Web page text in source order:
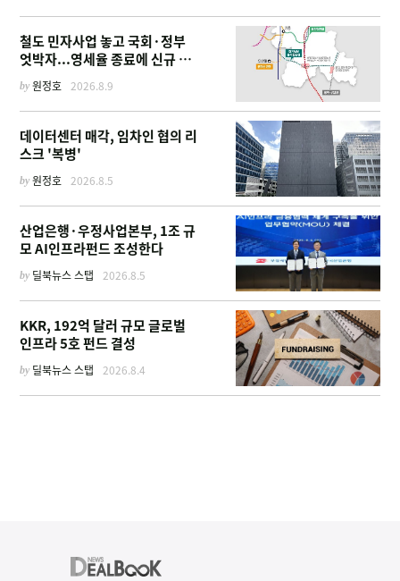
철도 민자사업 놓고 국회·정부
엇박자...영세율 종료에 신규 사
업 '비상'
by원정호 2026.8.9
데이터센터 매각, 임차인 협의 리
스크 '복병'
by원정호 2026.8.5
산업은행·우정사업본부, 1조 규
모 AI인프라펀드 조성한다
by 딜북뉴스 스탭 2026.8.5
KKR, 192억 달러 규모 글로벌
인프라 5호 펀드 결성
by 딜북뉴스 스탭 2026.8.4